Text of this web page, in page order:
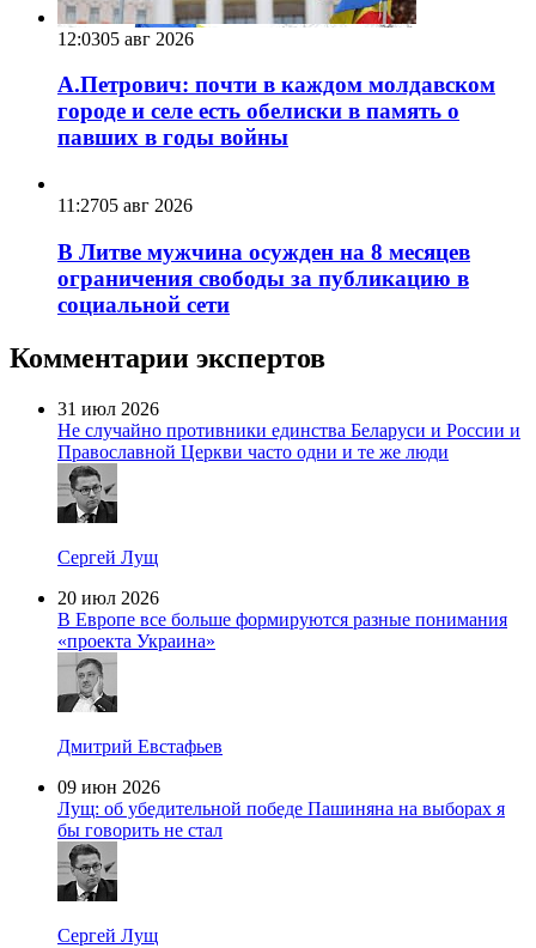
12:0305 авг 2026
А.Петрович: почти в каждом молдавском
городе и селе есть обелиски в память о
павших в годы войны
11:2705 авг 2026
В Литве мужчина осужден на 8 месяцев
ограничения свободы за публикацию в
социальной сети
Комментарии экспертов
31 июл 2026
Не случайно противники единства Беларуси и России и
Православной Церкви часто одни и те же люди
Сергей Лущ
20 июл 2026
В Европе все больше формируются разные понимания
«проекта Украина»
Дмитрий Евстафьев
09 июн 2026
Лущ: об убедительной победе Пашиняна на выборах я
бы говорить не стал
Сергей Лущ